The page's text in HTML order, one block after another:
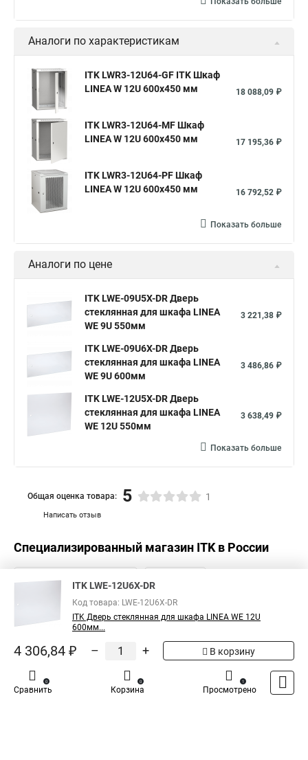
Аналоги по характеристикам
ITK LWR3-12U64-GF ITK Шкаф
LINEA W 12U 600x450 мм
18 088,09 ₽
ITK LWR3-12U64-MF Шкаф
LINEA W 12U 600x450 мм
17 195,36 ₽
ITK LWR3-12U64-PF Шкаф
LINEA W 12U 600x450 мм
16 792,52 ₽
Показать больше
Аналоги по цене
ITK LWE-09U5X-DR Дверь
стеклянная для шкафа LINEA
WE 9U 550мм
3 221,38 ₽
ITK LWE-09U6X-DR Дверь
стеклянная для шкафа LINEA
WE 9U 600мм
3 486,86 ₽
ITK LWE-12U5X-DR Дверь
стеклянная для шкафа LINEA
WE 12U 550мм
3 638,49 ₽
Показать больше
Написать отзыв
Общая оценка товара: 5 1
Специализированный магазин ITKв России
ITK LWE-12U6X-DR
Код товара: LWE-12U6X-DR
ITK Дверь стеклянная для шкафа LINEA WE 12U
600мм...
4 306,84 ₽ – + В корзину
Сравнить
0
Корзина
0
Просмотрено
1